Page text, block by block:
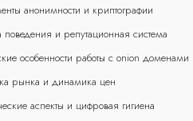
анонимности и криптографии
и репутационная система
особенности работы с onion доменами
рынка и динамика цен
аспекты и цифровая гигиена